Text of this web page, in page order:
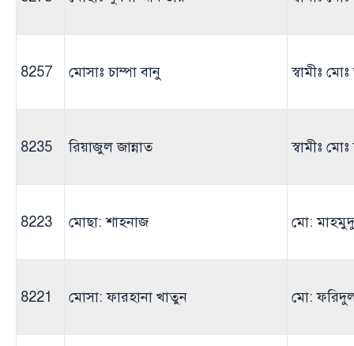
8257 মোসাঃ চাম্পা বানু স্বামীঃ
8235 রিয়াজুল জান্নাত স্বামীঃ
8223 মোছা: শাহনাজ মো:
8221 মোসা: ফারহানা খাতুন মো: